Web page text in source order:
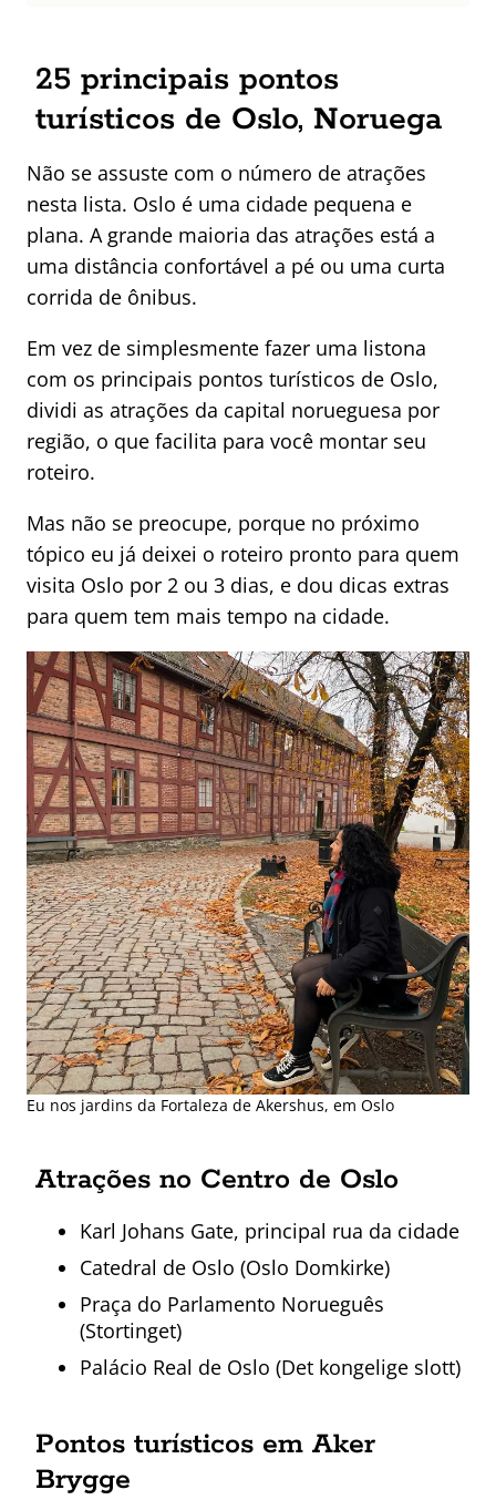
25 principais pontos
turísticos de Oslo, Noruega
Não se assuste com o número de atrações
nesta lista. Oslo é uma cidade pequena e
plana. A grande maioria das atrações está a
uma distância confortável a pé ou uma curta
corrida de ônibus.
Em vez de simplesmente fazer uma listona
com os principais pontos turísticos de Oslo,
dividi as atrações da capital norueguesa por
região, o que facilita para você montar seu
roteiro.
Mas não se preocupe, porque no próximo
tópico eu já deixei o roteiro pronto para quem
visita Oslo por 2 ou 3 dias, e dou dicas extras
para quem tem mais tempo na cidade.
Eu nos jardins da Fortaleza de Akershus, em Oslo
Atrações no Centro de Oslo
Karl Johans Gate, principal rua da cidade
Catedral de Oslo (Oslo Domkirke)
Praça do Parlamento Norueguês
(Stortinget)
Palácio Real de Oslo (Det kongelige slott)
Pontos turísticos em Aker
Brygge